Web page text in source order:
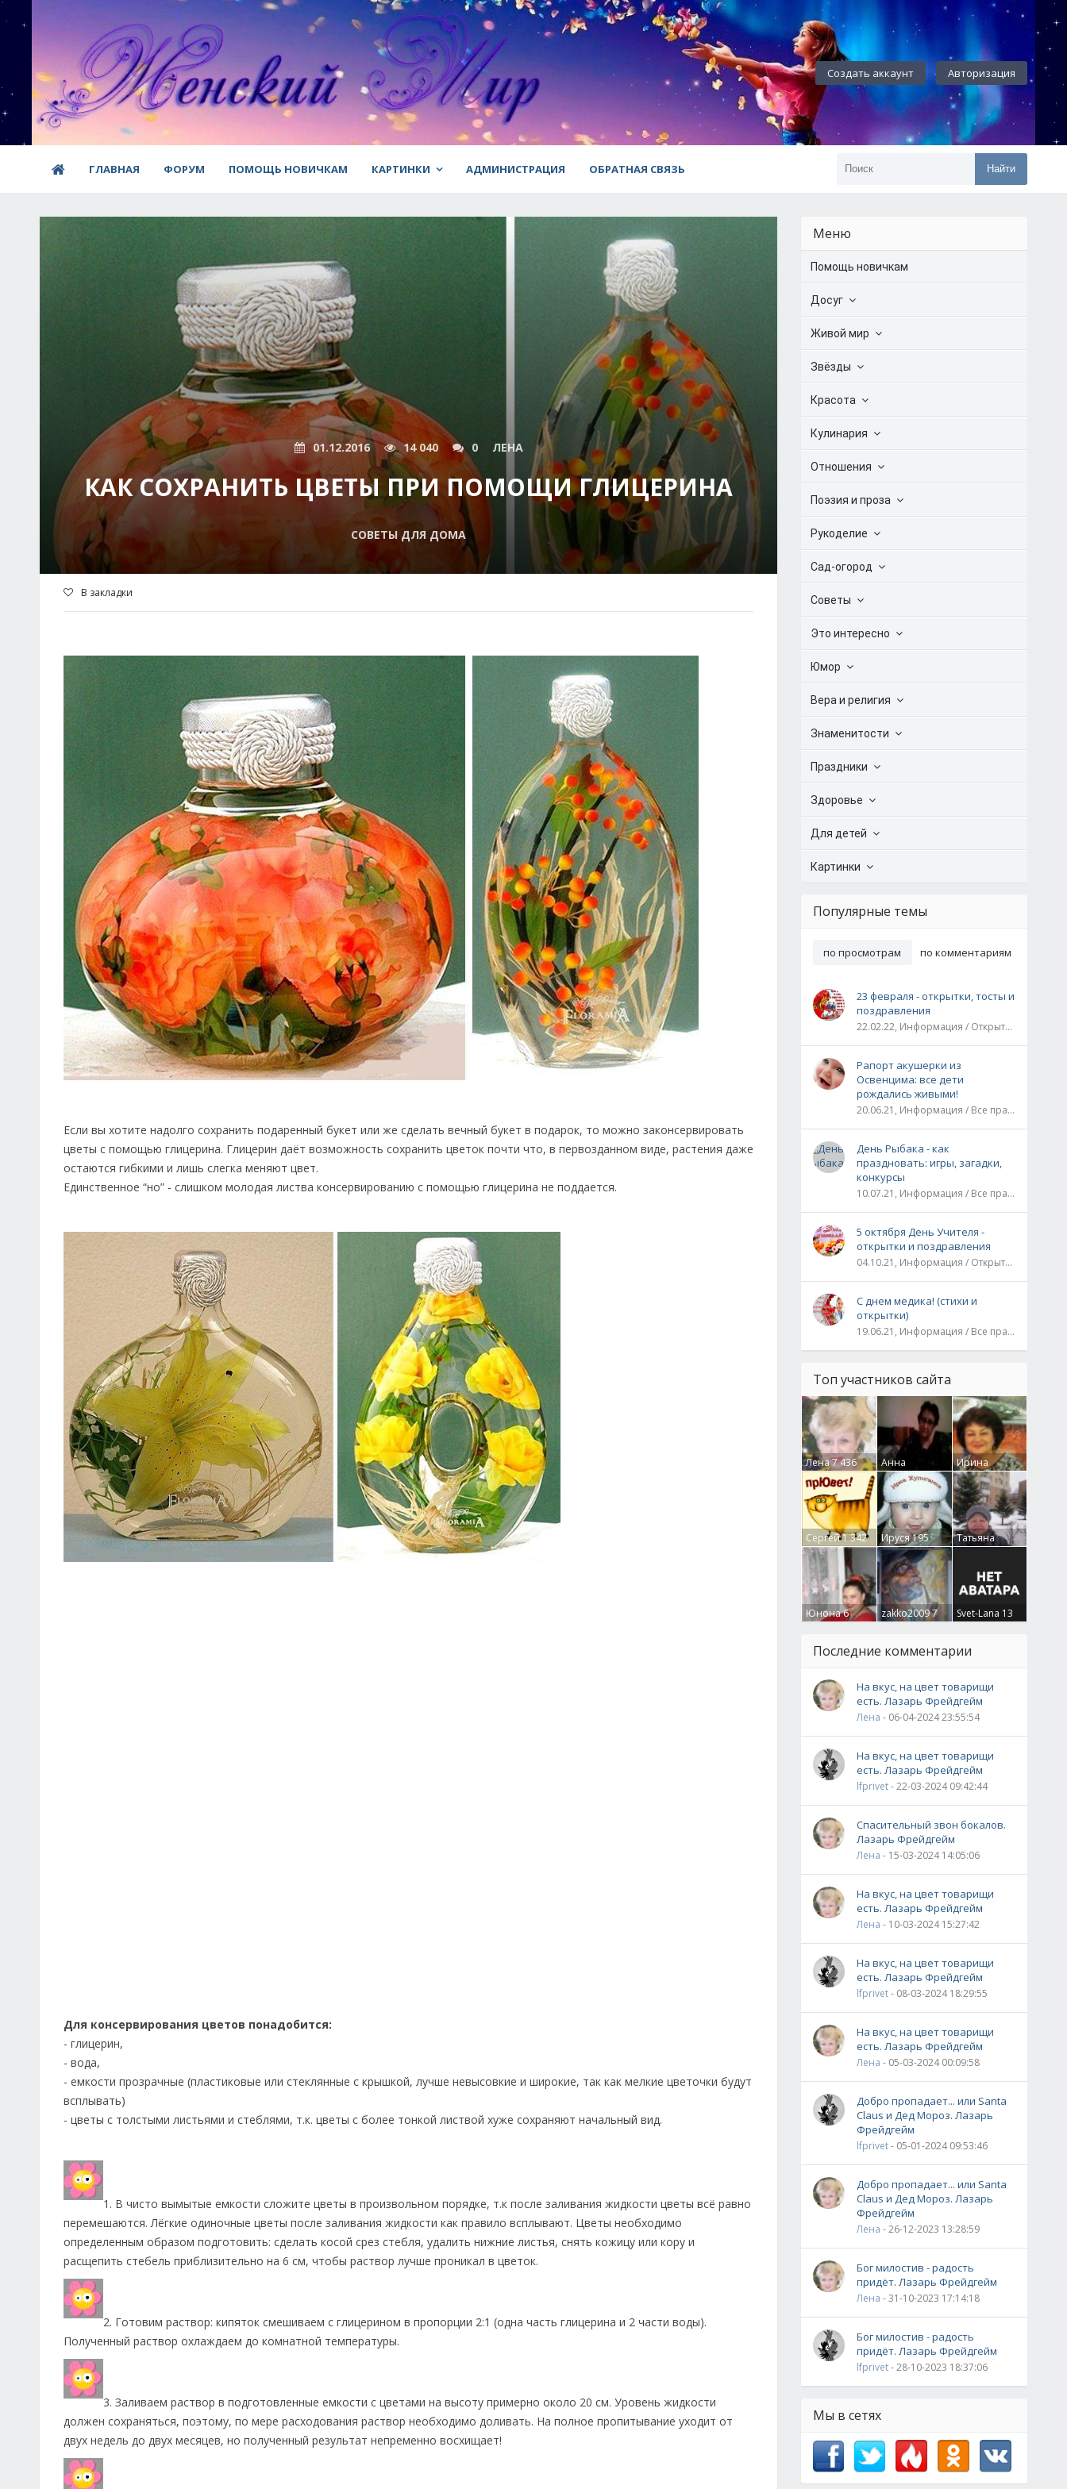
Создать аккаунт Авторизация
ГЛАВНАЯ ФОРУМ ПОМОЩЬ НОВИЧКАМ КАРТИНКИ АДМИНИСТРАЦИЯ ОБРАТНАЯ СВЯЗЬ Найти
01.12.2016 14 040 0 ЛЕНА
КАК СОХРАНИТЬ ЦВЕТЫ ПРИ ПОМОЩИ ГЛИЦЕРИНА
СОВЕТЫ ДЛЯ ДОМА
В закладки
Если вы хотите надолго сохранить подаренный букет или же сделать вечный букет в подарок, то можно законсервировать
цветы с помощью глицерина. Глицерин даёт возможность сохранить цветок почти что, в первозданном виде, растения даже
остаются гибкими и лишь слегка меняют цвет.
Единственное “но” - слишком молодая листва консервированию с помощью глицерина не поддается.
Для консервирования цветов понадобится:
- глицерин,
- вода,
- емкости прозрачные (пластиковые или стеклянные с крышкой, лучше невысовкие и широкие, так как мелкие цветочки будут
всплывать)
- цветы с толстыми листьями и стеблями, т.к. цветы с более тонкой листвой хуже сохраняют начальный вид.
1. В чисто вымытые емкости сложите цветы в произвольном порядке, т.к после заливания жидкости цветы всё равно
перемешаются. Лёгкие одиночные цветы после заливания жидкости как правило всплывают. Цветы необходимо
определенным образом подготовить: сделать косой срез стебля, удалить нижние листья, снять кожицу или кору и
расщепить стебель приблизительно на 6 см, чтобы раствор лучше проникал в цветок.
2. Готовим раствор: кипяток смешиваем с глицерином в пропорции 2:1 (одна часть глицерина и 2 части воды).
Полученный раствор охлаждаем до комнатной температуры.
3. Заливаем раствор в подготовленные емкости с цветами на высоту примерно около 20 см. Уровень жидкости
должен сохраняться, поэтому, по мере расходования раствор необходимо доливать. На полное пропитывание уходит от
двух недель до двух месяцев, но полученный результат непременно восхищает!
Меню
Помощь новичкам
Досуг
Живой мир
Звёзды
Красота
Кулинария
Отношения
Поэзия и проза
Рукоделие
Сад-огород
Советы
Это интересно
Юмор
Вера и религия
Знаменитости
Праздники
Здоровье
Для детей
Картинки
Популярные темы
по просмотрам по комментариям
23 февраля - открытки, тосты и
поздравления
22.02.22, Информация / Открытки / Все праздники
Рапорт акушерки из
Освенцима: все дети
рождались живыми!
20.06.21, Информация / Все праздники / Рассказы и истории
День Рыбака - как
праздновать: игры, загадки,
конкурсы
10.07.21, Информация / Все праздники
5 октября День Учителя -
открытки и поздравления
04.10.21, Информация / Открытки / Все праздники
С днем медика! (стихи и
открытки)
19.06.21, Информация / Все праздники
Топ участников сайта
Лена7 436
Анна
Гумлевая0
Ирина
Бруцкая41
Сергей1 342 Ируся195
Татьяна
Крючкова0
Юнона6 zakko20097 Svet-Lana 13
Последние комментарии
На вкус, на цвет товарищи
есть. Лазарь Фрейдгейм
Лена - 06-04-2024 23:55:54
На вкус, на цвет товарищи
есть. Лазарь Фрейдгейм
lfprivet- 22-03-2024 09:42:44
Спасительный звон бокалов.
Лазарь Фрейдгейм
Лена - 15-03-2024 14:05:06
На вкус, на цвет товарищи
есть. Лазарь Фрейдгейм
Лена - 10-03-2024 15:27:42
На вкус, на цвет товарищи
есть. Лазарь Фрейдгейм
lfprivet- 08-03-2024 18:29:55
На вкус, на цвет товарищи
есть. Лазарь Фрейдгейм
Лена - 05-03-2024 00:09:58
Добро пропадает... или Santa
Claus и Дед Мороз. Лазарь
Фрейдгейм
lfprivet- 05-01-2024 09:53:46
Добро пропадает... или Santa
Claus и Дед Мороз. Лазарь
Фрейдгейм
Лена - 26-12-2023 13:28:59
Бог милостив - радость
придёт. Лазарь Фрейдгейм
Лена - 31-10-2023 17:14:18
Бог милостив - радость
придёт. Лазарь Фрейдгейм
lfprivet- 28-10-2023 18:37:06
Мы в сетях